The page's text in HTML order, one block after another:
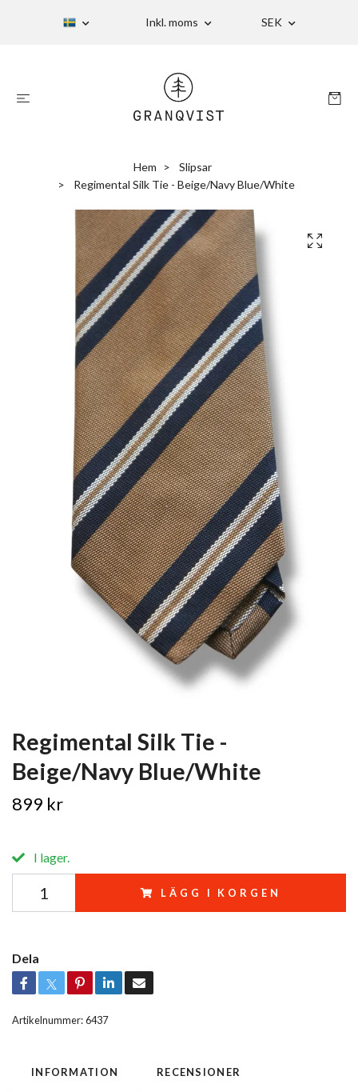
Inkl. moms SEK
Hem
Slipsar
Regimental Silk Tie - Beige/Navy Blue/White
Regimental Silk Tie -
Beige/Navy Blue/White
899 kr
I lager.
LÄGG I KORGEN
Dela
Artikelnummer:6437
INFORMATION RECENSIONER